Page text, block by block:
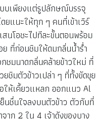
บเพียงแต่รูปลักษณ์บรรจุ
แนะให้ทุก ๆ คนที่เข้าเวิร์
นโอชะไปทีละขั้นตอนพร้อม
ย ที่ก่อนชิมให้ดมกลิ่นน้ำร่ำ
ชมนาดกลิ่นคล้ายข้าวใหม่ ที่
ชิมตัวข้าวเปล่า ๆ ที่ทั้งขัดขุย
ให้เคี้ยวแหลก ออกแนว Al
นชื่นใจลงบนตัวข้าว ตัวกับที่
ก 2 ใน 4 เจ้าดังของบาง